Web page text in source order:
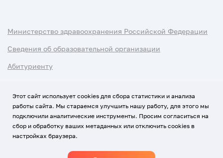
Министерство здравоохранения Российской Федерации
Сведения об образовательной организации
Абитуриенту
Использование Cookies
Политика обработки персональных данных
Этот сайт использует cookies для сбора статистики и анализа
работы сайта. Мы стараемся улучшить нашу работу, для этого мы
подключили аналитические инструменты. Просим согласиться на
сбор и обработку ваших метаданных или отключить cookies в
настройках браузера.